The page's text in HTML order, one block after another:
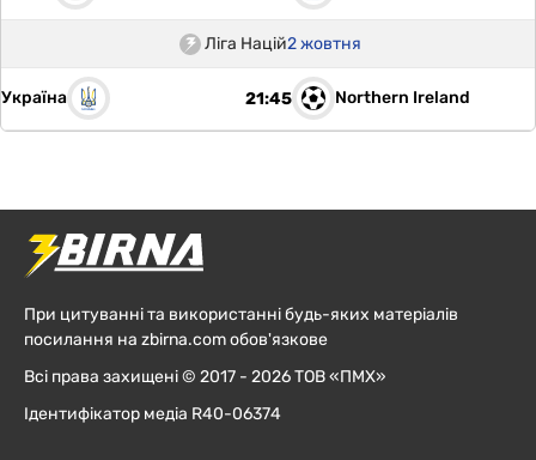
Ліга Націй2 жовтня
Україна 21:45 Northern Ireland
При цитуванні та використанні будь-яких матеріалів
посилання на zbirna.com обов'язкове
Всі права захищені © 2017 - 2026 ТОВ «ПМХ»
Ідентифікатор медіа R40-06374